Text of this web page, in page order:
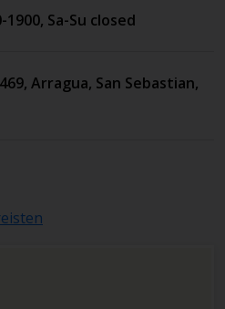
Sa-Su closed
, Arragua, San Sebastian,